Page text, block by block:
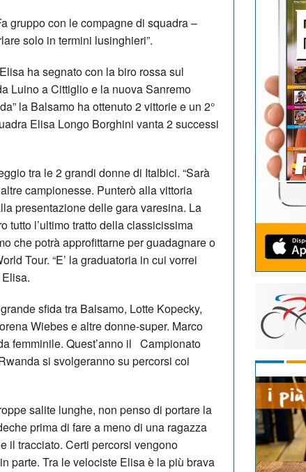
gruppo con le compagne di squadra –
solo in termini lusinghieri”.
ha segnato con la biro rossa sul
Luino a Cittiglio e la nuova Sanremo
la Balsamo ha ottenuto 2 vittorie e un 2°
Elisa Longo Borghini vanta 2 successi
tra le 2 grandi donne di Italbici. “Sarà
campionesse. Punterò alla vittoria
presentazione delle gara varesina. La
tutto l’ultimo tratto della classicissima
che potrà approfittarne per guadagnare o
Tour. “E’ la graduatoria in cui vorrei
sfida tra Balsamo, Lotte Kopecky,
Wiebes e altre donne-super. Marco
femminile. Quest’anno il Campionato
si svolgeranno su percorsi coi
salite lunghe, non penso di portare la
prima di fare a meno di una ragazza
il tracciato. Certi percorsi vengono
parte. Tra le velociste Elisa è la più brava